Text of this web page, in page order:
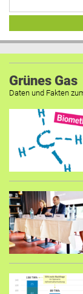
Grünes Gas
Daten und Fakten